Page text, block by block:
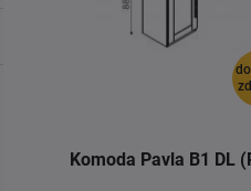
Komoda Pavla B1 DL